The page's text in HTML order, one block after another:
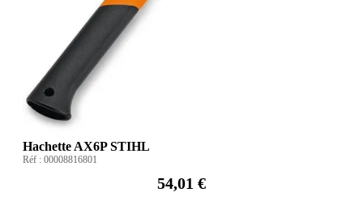
Hachette AX6P STIHL
Réf : 00008816801
54,01 €